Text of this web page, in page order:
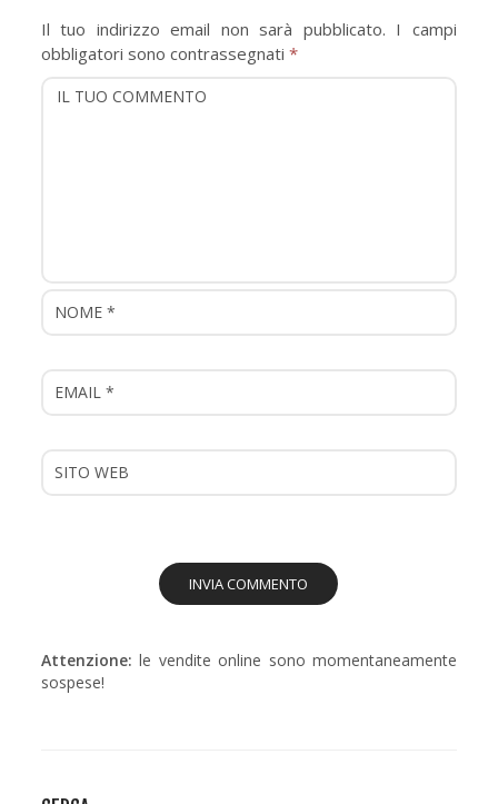
i
Il tuo indirizzo email non sarà pubblicato. I campi
obbligatori sono contrassegnati *
Attenzione: le vendite online sono momentaneamente
sospese!